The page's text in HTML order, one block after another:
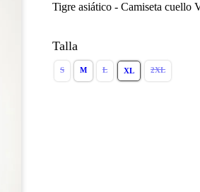
Tigre asiático - Camiseta cuello
Talla
S M L XL 2XL